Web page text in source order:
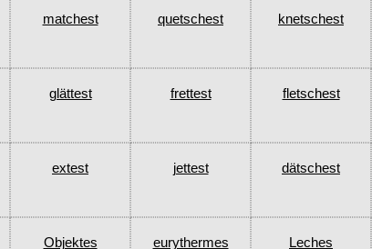
matchest quetschest knetschest
glättest frettest fletschest
extest jettest dätschest
Objektes eurythermes Leches